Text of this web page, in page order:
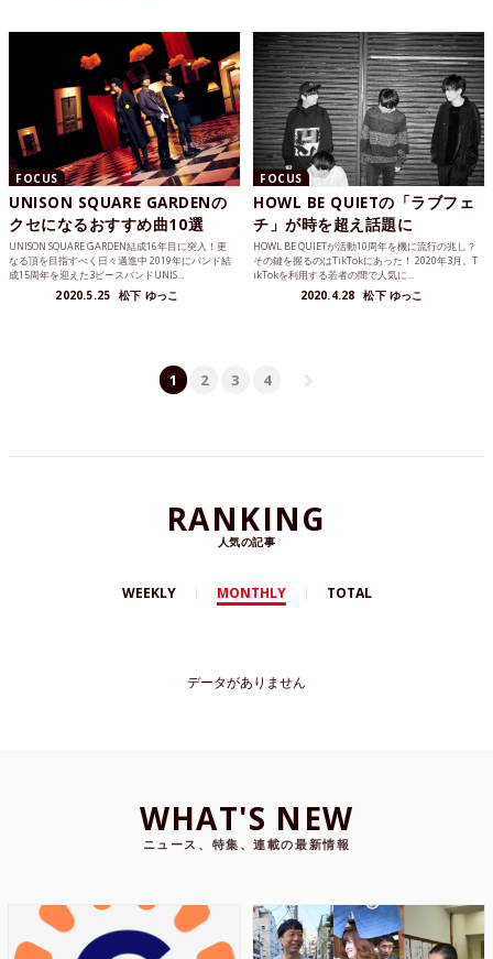
FOCUS
UNISON SQUARE GARDENの
クセになるおすすめ曲10選
UNISON SQUARE GARDEN結成16年目に突入！更
なる頂を目指すべく日々邁進中 2019年にバンド結
成15周年を迎えた3ピースバンドUNIS...
2020.5.25 松下 ゆっこ
FOCUS
HOWL BE QUIETの「ラブフェ
チ」が時を超え話題に
HOWL BE QUIETが活動10周年を機に流行の兆し？
その鍵を握るのはTikTokにあった！ 2020年3月。T
ikTokを利用する若者の間で人気に...
2020.4.28 松下 ゆっこ
1 2 3 4
RANKING
人気の記事
WEEKLY MONTHLY TOTAL
データがありません
WHAT'S NEW
ニュース、特集、連載の最新情報